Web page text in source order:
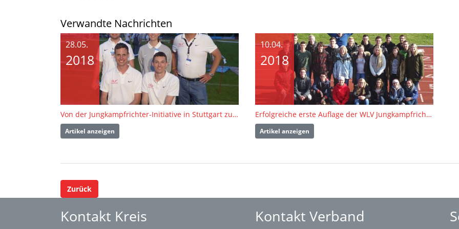
Verwandte Nachrichten
28.05.
2018
Von der Jungkampfrichter-Initiative in Stuttgart zu den Deutschen Meisterschaften in Pliezhausen
Artikel anzeigen
10.04.
2018
Erfolgreiche erste Auflage der WLV Jungkampfrichter-Initiative
Artikel anzeigen
Zurück
Kontakt Kreis Kontakt Verband